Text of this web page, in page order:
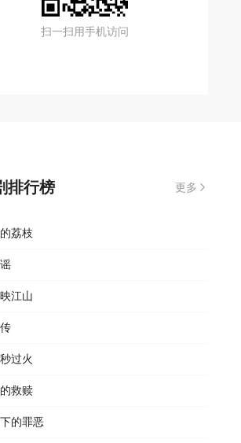
扫一扫用手机访问
视剧全集完整版,无需安装播放器
排行榜 更多
荔枝
江山
过火
救赎
的罪恶